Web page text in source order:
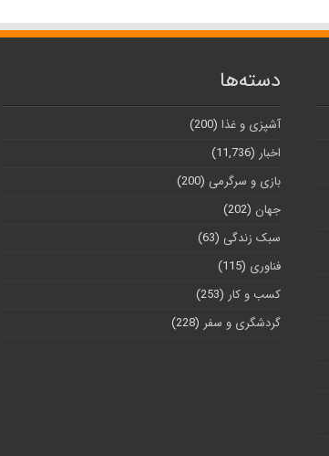
دسته‌ها
آشپزی و غذا (200)
اخبار (11,736)
بازی و سرگرمی (200)
جهان (202)
سبک زندگی (63)
فناوری (115)
کسب و کار (253)
گردشگری و سفر (228)